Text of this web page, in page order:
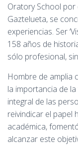
Oratory School por
Gaztelueta, se
experiencias. Ser
158 años de
sólo profesional,
Hombre de amplia
la importancia de
integral de las
reivindicar el papel
académica,
alcanzar este